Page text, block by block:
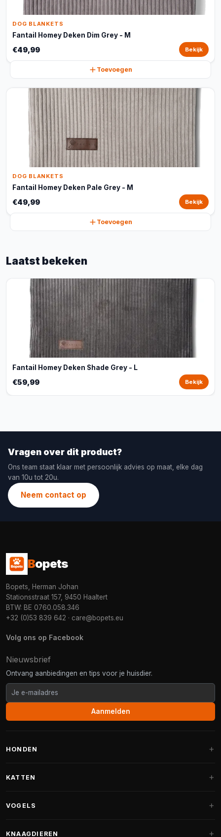
DOG BLANKETS
Fantail Homey Deken Dim Grey - M
€49,99 Bekijk
Toevoegen
DOG BLANKETS
Fantail Homey Deken Pale Grey - M
€49,99 Bekijk
Toevoegen
Laatst bekeken
Fantail Homey Deken Shade Grey - L
€59,99 Bekijk
Vragen over dit product?
Ons team staat klaar met persoonlijk advies op maat, elke dag
van 10u tot 20u.
Neem contact op
Bopets
Bopets, Herman Johan
Stationsstraat 157, 9450 Haaltert
BTW: BE 0760.058.346
+32 (0)53 839 642 · care@bopets.eu
Volg ons op Facebook
Nieuwsbrief
Ontvang aanbiedingen en tips voor je huisdier.
Aanmelden
HONDEN
Fantail hondenmanden
KATTEN
VOGELS
KNAAGDIEREN